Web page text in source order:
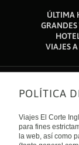
ÚLTIMA
GRANDES
VIAJES A
Sobre
Quiénes somos
Financiación
Sostenibilidad
Turismo
Enlaces
POLÍTICA
Viajes El Corte
para fines
la web, así como